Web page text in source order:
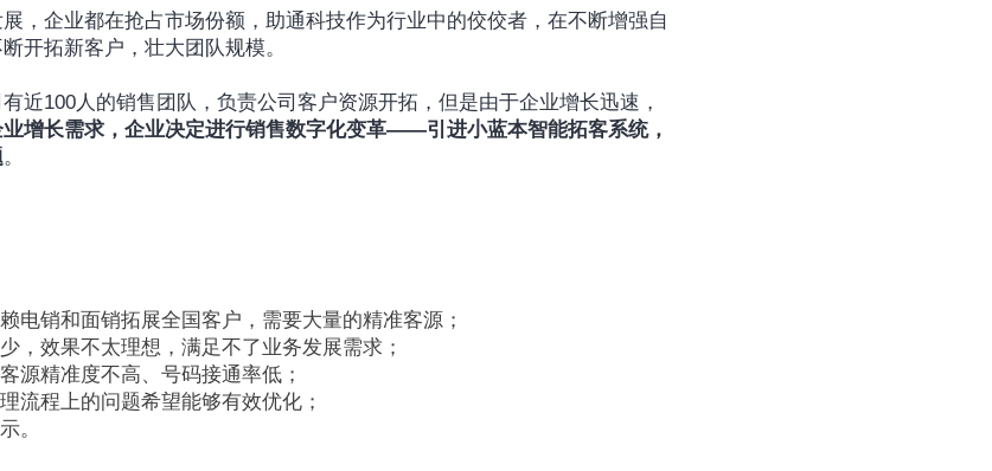
，企业都在抢占市场份额，助通科技作为行业中的佼佼者，在不断增强自
开拓新客户，壮大团队规模。
近100人的销售团队，负责公司客户资源开拓，但是由于企业增长迅速，
增长需求，企业决定进行销售数字化变革——引进小蓝本智能拓客系统，
。
电销和面销拓展全国客户，需要大量的精准客源；
，效果不太理想，满足不了业务发展需求；
源精准度不高、号码接通率低；
流程上的问题希望能够有效优化；
。